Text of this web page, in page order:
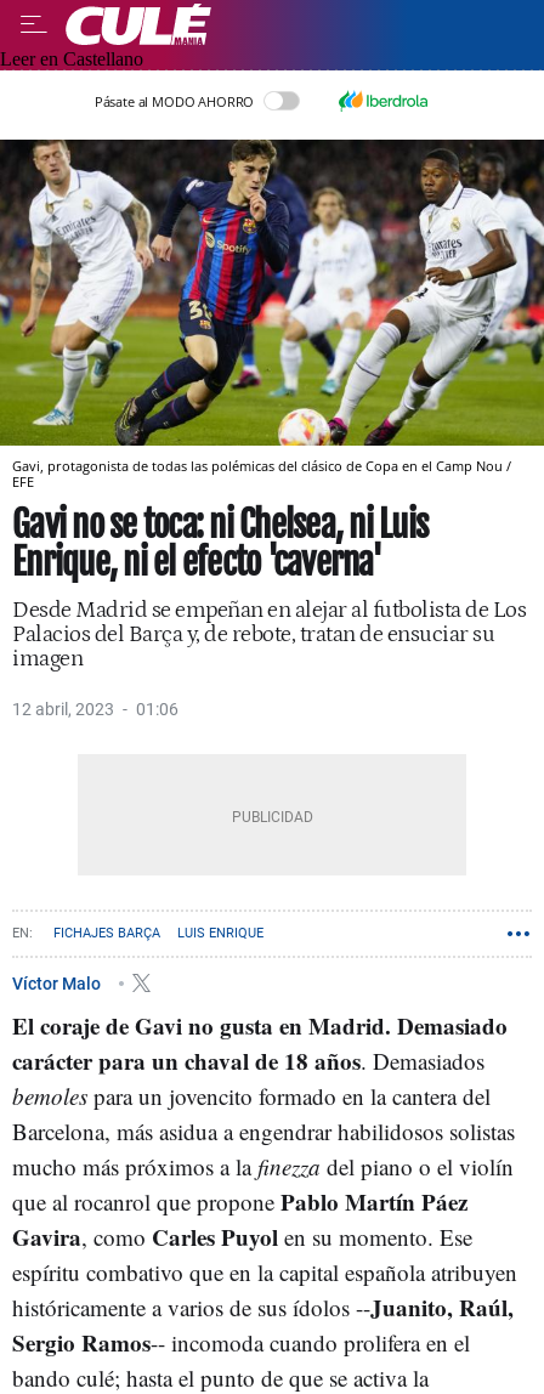
Leer en Castellano
Pásate al MODO AHORRO
Gavi, protagonista de todas las polémicas del clásico de Copa en el Camp Nou /
EFE
Gavi no se toca: ni Chelsea, ni Luis
Enrique, ni el efecto 'caverna'
Desde Madrid se empeñan en alejar al futbolista de Los
Palacios del Barça y, de rebote, tratan de ensuciar su
imagen
12 abril, 2023 01:06
FICHAJES BARÇA LUIS ENRIQUE
PABLO MARTÍN PÁEZ GAVIRA GAVI
Víctor Malo
El coraje de Gavi no gusta en Madrid. Demasiado
carácter para un chaval de 18 años. Demasiados
bemoles para un jovencito formado en la cantera del
Barcelona, más asidua a engendrar habilidosos solistas
mucho más próximos a la finezza del piano o el violín
que al rocanrol que propone Pablo Martín Páez
Gavira, como Carles Puyol en su momento. Ese
espíritu combativo que en la capital española atribuyen
históricamente a varios de sus ídolos --Juanito, Raúl,
Sergio Ramos-- incomoda cuando prolifera en el
bando culé; hasta el punto de que se activa la